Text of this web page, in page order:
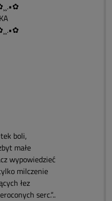
boli,
małe
milczenie
łez
serc.“..